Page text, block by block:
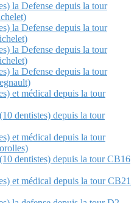
la Defense depuis la tour
la Defense depuis la tour
la Defense depuis la tour
la Defense depuis la tour
et médical depuis la tour
dentistes) depuis la tour
et médical depuis la tour
dentistes) depuis la tour CB16
et médical depuis la tour CB21